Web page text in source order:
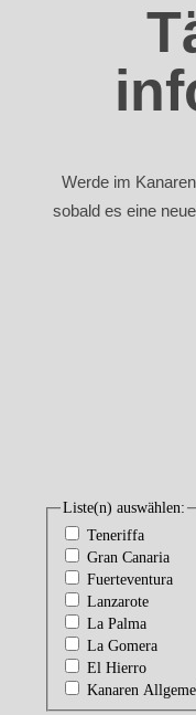
Werde im
sobald es eine
Liste(n) auswählen:
Teneriffa
Gran Canaria
Fuerteventura
Lanzarote
La Palma
La Gomera
El Hierro
Kanaren